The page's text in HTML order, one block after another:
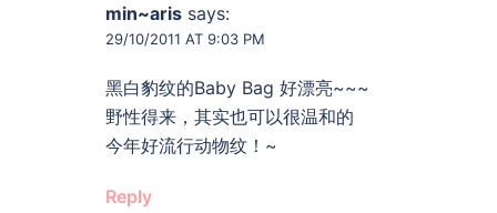
min~aris says:
29/10/2011 AT 9:03 PM
黑白豹纹的Baby Bag 好漂亮~~~
野性得来，其实也可以很温和的
今年好流行动物纹！~
Reply